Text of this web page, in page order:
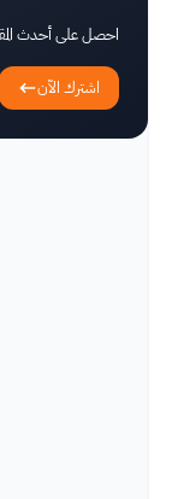
احصل على أحدث
اشترك الآن